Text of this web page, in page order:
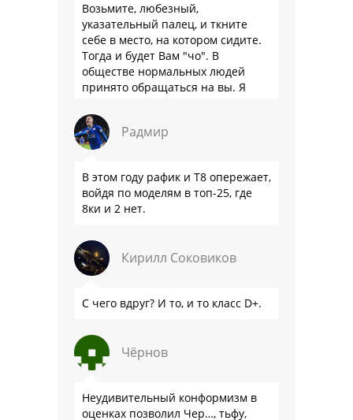
Возьмите, любезный,
указательный палец, и ткните
себе в место, на котором сидите.
Тогда и будет Вам "чо". В
обществе нормальных людей
принято обращаться на вы. Я
Радмир
В этом году рафик и Т8 опережает,
войдя по моделям в топ-25, где
8ки и 2 нет.
Кирилл Соковиков
С чего вдруг? И то, и то класс D+.
Чёрнов
Неудивительный конформизм в
оценках позволил Чер…, тьфу,